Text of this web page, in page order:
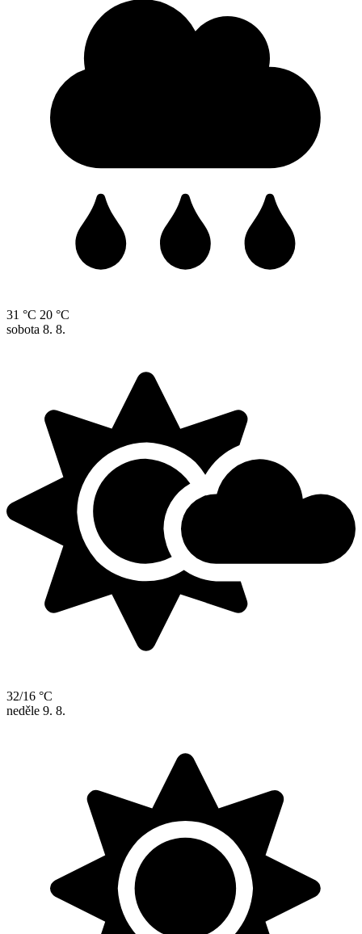
31 °C 20 °C
sobota 8. 8.
32/16 °C
neděle 9. 8.